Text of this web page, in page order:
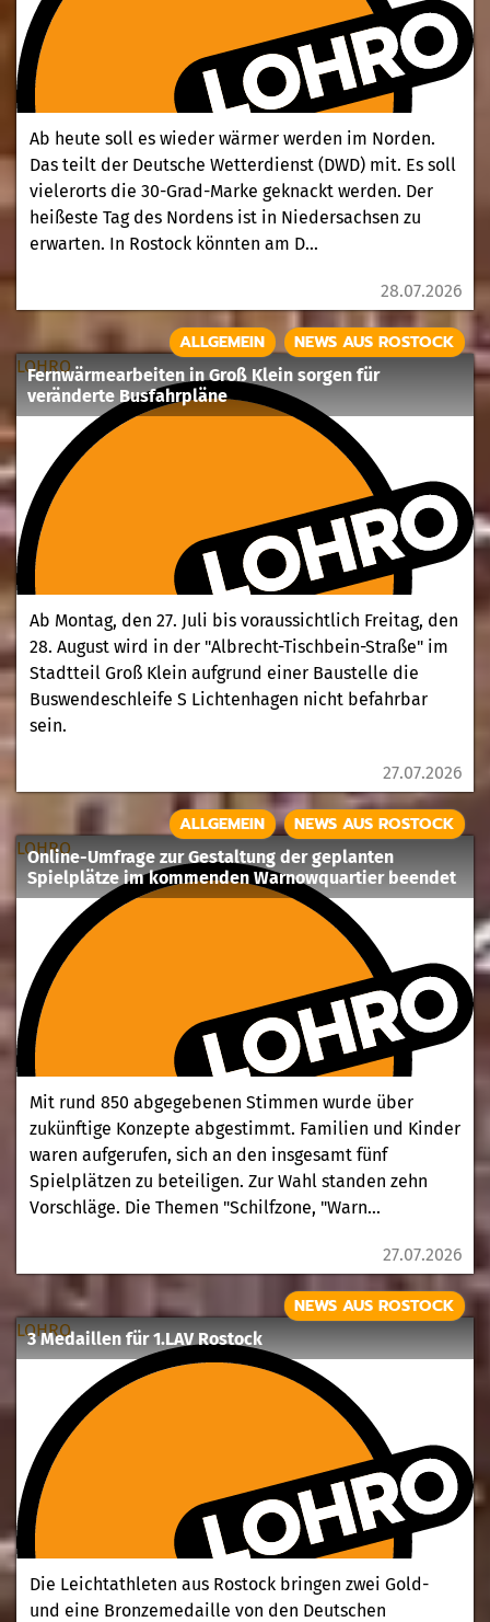
Ab heute soll es wieder wärmer werden im Norden.
Das teilt der Deutsche Wetterdienst (DWD) mit. Es soll
vielerorts die 30-Grad-Marke geknackt werden. Der
heißeste Tag des Nordens ist in Niedersachsen zu
erwarten. In Rostock könnten am D...
28.07.2026
LOHRO
Fernwärmearbeiten in Groß Klein sorgen für
veränderte Busfahrpläne
ALLGEMEIN NEWS AUS ROSTOCK
Ab Montag, den 27. Juli bis voraussichtlich Freitag, den
28. August wird in der "Albrecht-Tischbein-Straße" im
Stadtteil Groß Klein aufgrund einer Baustelle die
Buswendeschleife S Lichtenhagen nicht befahrbar
sein.
27.07.2026
LOHRO
Online-Umfrage zur Gestaltung der geplanten
Spielplätze im kommenden Warnowquartier beendet
ALLGEMEIN NEWS AUS ROSTOCK
Mit rund 850 abgegebenen Stimmen wurde über
zukünftige Konzepte abgestimmt. Familien und Kinder
waren aufgerufen, sich an den insgesamt fünf
Spielplätzen zu beteiligen. Zur Wahl standen zehn
Vorschläge. Die Themen "Schilfzone, "Warn...
27.07.2026
LOHRO
3 Medaillen für 1.LAV Rostock
NEWS AUS ROSTOCK
Die Leichtathleten aus Rostock bringen zwei Gold-
und eine Bronzemedaille von den Deutschen